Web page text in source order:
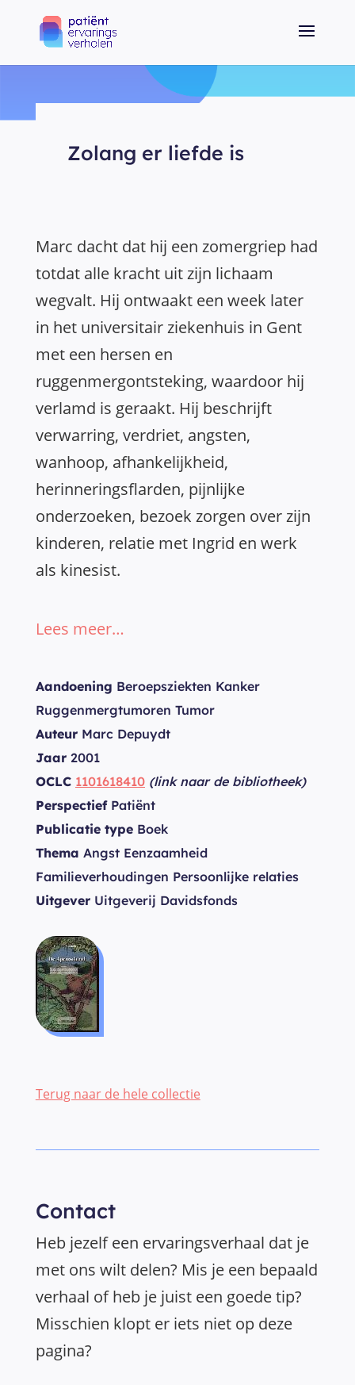
Zolang er liefde is
Marc dacht dat hij een zomergriep had
totdat alle kracht uit zijn lichaam
wegvalt. Hij ontwaakt een week later
in het universitair ziekenhuis in Gent
met een hersen en
ruggenmergontsteking, waardoor hij
verlamd is geraakt. Hij beschrijft
verwarring, verdriet, angsten,
wanhoop, afhankelijkheid,
herinneringsflarden, pijnlijke
onderzoeken, bezoek zorgen over zijn
kinderen, relatie met Ingrid en werk
als kinesist.
Lees meer…
Aandoening Beroepsziekten Kanker
Ruggenmergtumoren Tumor
Auteur Marc Depuydt
Jaar 2001
OCLC 1101618410 (link naar de bibliotheek)
PerspectiefPatiënt
Publicatie type Boek
Thema Angst Eenzaamheid
Familieverhoudingen Persoonlijke relaties
Uitgever Uitgeverij Davidsfonds
Terug naar de hele collectie
Contact
Heb jezelf een ervaringsverhaal dat je
met ons wilt delen? Mis je een bepaald
verhaal of heb je juist een goede tip?
Misschien klopt er iets niet op deze
pagina?